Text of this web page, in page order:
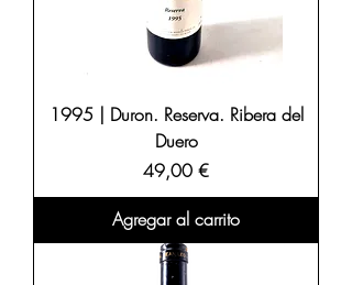
1995 | Duron. Reserva. Ribera del
Duero
Precio
49,00 €
Agregar al carrito